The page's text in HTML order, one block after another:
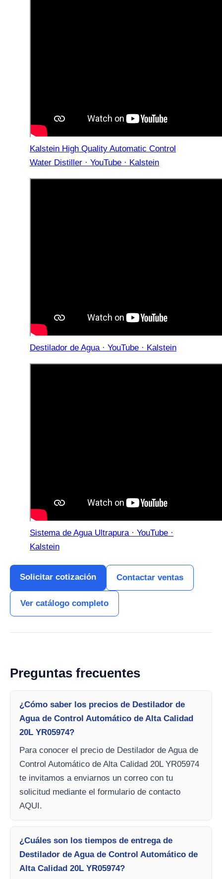
Kalstein High Quality Automatic Control
Water Distiller · YouTube · Kalstein
Destilador de Agua · YouTube · Kalstein
Sistema de Agua Ultrapura · YouTube ·
Kalstein
Solicitar cotización Contactar ventas
Ver catálogo completo
Preguntas frecuentes
¿Cómo saber los precios de Destilador de
Agua de Control Automático de Alta Calidad
20L YR05974?
Para conocer el precio de Destilador de Agua de
Control Automático de Alta Calidad 20L YR05974
te invitamos a enviarnos un correo con tu
solicitud mediante el formulario de contacto
AQUI.
¿Cuáles son los tiempos de entrega de
Destilador de Agua de Control Automático de
Alta Calidad 20L YR05974?